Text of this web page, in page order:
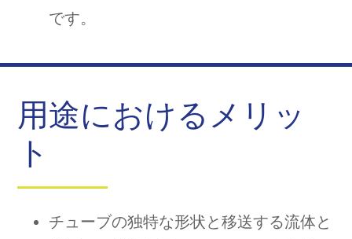
です。
用途におけるメリッ
ト
チューブの独特な形状と移送する流体と